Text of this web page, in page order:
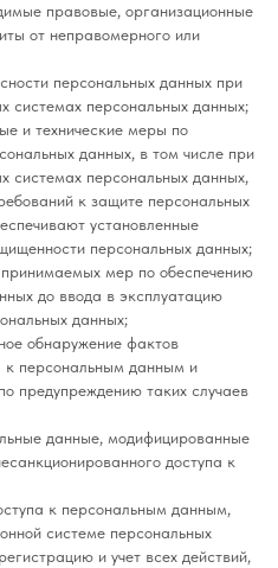
правовые, организационные
от неправомерного или
персональных данных при
системах персональных данных;
и технические меры по
данных, в том числе при
системах персональных данных,
к защите персональных
установленные
персональных данных;
мер по обеспечению
до ввода в эксплуатацию
данных;
обнаружение фактов
к персональным данным и
предупреждению таких случаев
данные, модифицированные
доступа к
к персональным данным,
системе персональных
и учет всех действий,